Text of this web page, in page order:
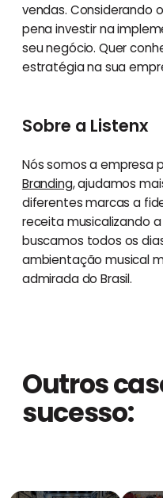
vendas. Considerando
pena investir na
seu negócio. Quer
estratégia na sua
Sobre a Listenx
Nós somos a empresa
Branding, ajudamos
diferentes marcas a
receita musicalizando
buscamos todos os
ambientação musical
admirada do Brasil.
Outros
sucesso: